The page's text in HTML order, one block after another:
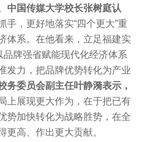
中国传媒大学校长张树庭认
手，更好地落实“四个更大”重
体系。在他看来，立足福建实
品牌强省赋能现代化经济体系
发力，把品牌优势转化为产业
务委员会副主任叶静漪表示，
上展现更大作为，在于把已有
势加快转化为战略胜势，在全
更高、作出更大贡献。